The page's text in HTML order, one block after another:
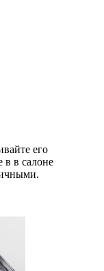
его
в салоне